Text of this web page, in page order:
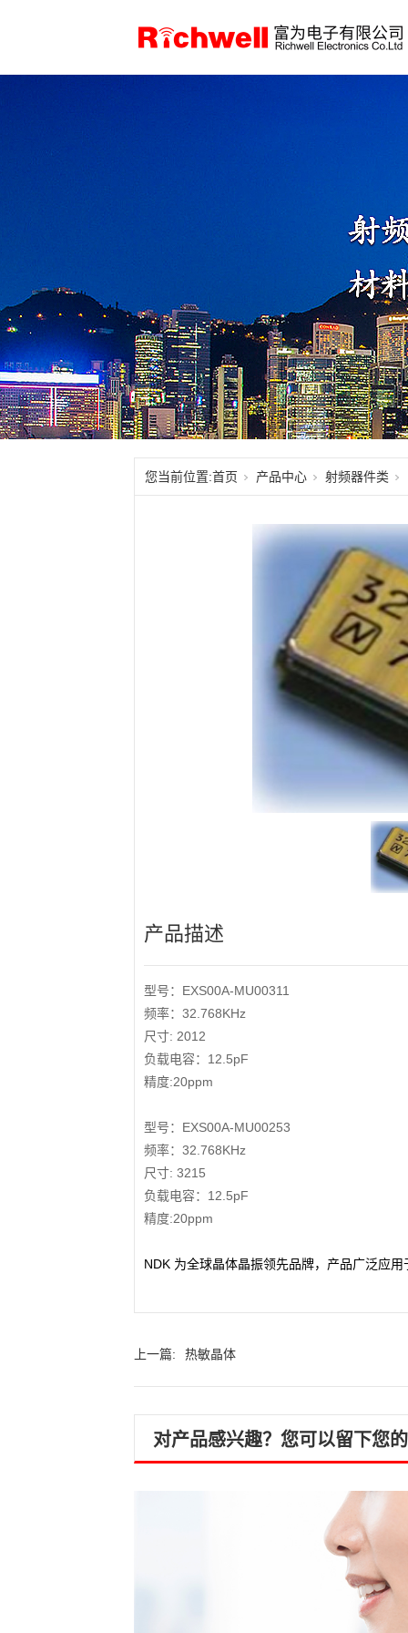
您当前位置:首页 产品中心 射频器件类
产品描述
型号：EXS00A-MU00311
频率：32.768KHz
尺寸: 2012
负载电容：12.5pF
精度:20ppm
型号：EXS00A-MU00253
频率：32.768KHz
尺寸: 3215
负载电容：12.5pF
精度:20ppm
NDK 为全球晶体晶振领先品牌，产品广泛应用
上一篇: 热敏晶体
对产品感兴趣？您可以留下您